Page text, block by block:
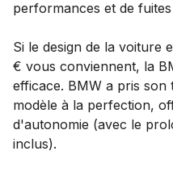
performances et de
Si le design de la voiture
€ vous conviennent, la
efficace. BMW a pris
modèle à la perfection,
d'autonomie (avec le
inclus).